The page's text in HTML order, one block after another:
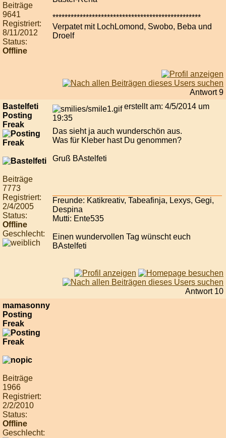
Beiträge
9641
Registriert:
8/11/2012
Status:
Offline
*************************************************
Verpatet mit LochLomond, Swobo, Beba und
Droelf
Antwort 9
Bastelfeti
Posting
Freak
Beiträge
7773
Registriert:
2/4/2005
Status:
Offline
Geschlecht:
erstellt am: 4/5/2014 um
19:35
Das sieht ja auch wunderschön aus.
Was für Kleber hast Du genommen?
Gruß BAstelfeti
Freunde: Katikreativ, Tabeafinja, Lexys, Gegi,
Despina
Mutti: Ente535
Einen wundervollen Tag wünscht euch
BAstelfeti
Antwort 10
mamasonny
Posting
Freak
Beiträge
1966
Registriert:
2/2/2010
Status:
Offline
Geschlecht: